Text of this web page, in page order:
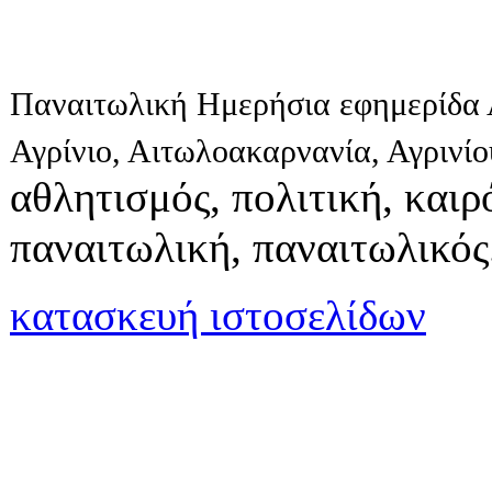
Παναιτωλική Ημερήσια εφημερίδα
Αγρίνιο, Αιτωλοακαρνανία,
αθλητισμός, πολιτική,
παναιτωλική,
κατασκευή ιστοσελίδων